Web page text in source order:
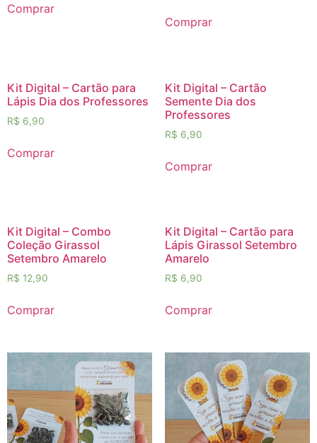
Comprar
Comprar
Kit Digital – Cartão para
Lápis Dia dos Professores
R$ 6,90
Comprar
Kit Digital – Cartão
Semente Dia dos
Professores
R$ 6,90
Comprar
Kit Digital – Combo
Coleção Girassol
Setembro Amarelo
R$ 12,90
Comprar
Kit Digital – Cartão para
Lápis Girassol Setembro
Amarelo
R$ 6,90
Comprar